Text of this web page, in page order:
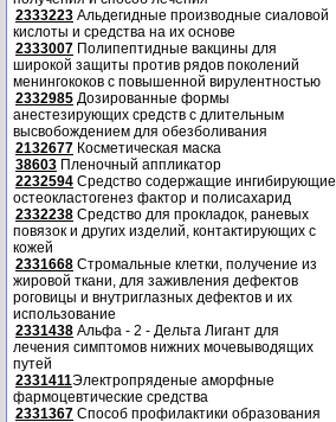
2333223 Альдегидные производные сиаловой
кислоты и средства на их основе
2333007 Полипептидные вакцины для
широкой защиты против рядов поколений
менингококов с повышенной вирулентностью
2332985 Дозированные формы
анестезирующих средств с длительным
высвобождением для обезболивания
2132677 Косметическая маска
38603 Пленочный аппликатор
2232594 Средство содержащие ингибирующие
остеокластогенез фактор и полисахарид
2332238 Средство для прокладок, раневых
повязок и других изделий, контактирующих с
кожей
2331668 Стромальные клетки, получение из
жировой ткани, для заживления дефектов
роговицы и внутриглазных дефектов и их
использование
2331438 Альфа - 2 - Дельта Лигант для
лечения симптомов нижних мочевыводящих
путей
2331411Электропряденые аморфные
фармоцевтические средства
2331367 Способ профилактики образования